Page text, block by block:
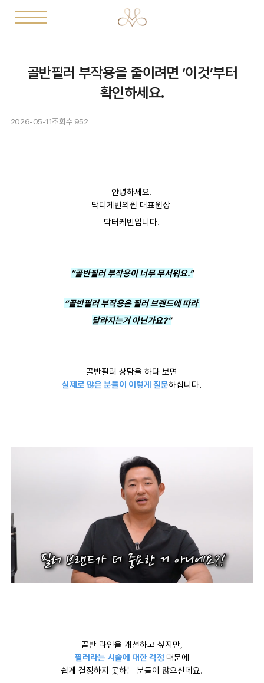
골반필러 부작용을 줄이려면 ‘이것’부터
확인하세요.
2026-05-11조회수 952
안녕하세요.
닥터케빈의원 대표원장
닥터케빈입니다.
“골반필러 부작용이 너무 무서워요.”
“골반필러 부작용은 필러 브랜드에 따라
달라지는거 아닌가요?”
골반필러 상담을 하다 보면
실제로 많은 분들이 이렇게 질문하십니다.
골반 라인을 개선하고 싶지만,
필러라는 시술에 대한 걱정 때문에
쉽게 결정하지 못하는 분들이 많으신데요.